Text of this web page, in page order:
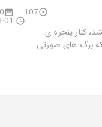
107
10
کنار پنجره ی
که برگ های صورتی